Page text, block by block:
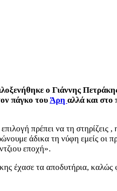
ο Γιάννης
πάγκο τουΆρη αλλά και στο
πρέπει να τη
άδικα τη νύφη εμείς οι
εποχή».
έχασε τα αποδυτήρια, καλώς